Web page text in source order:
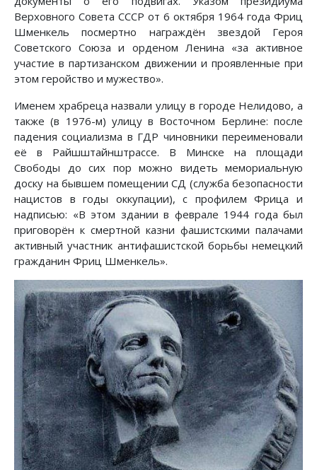
Верховного Совета СССР от 6 октября 1964 года Фриц
Шменкель посмертно награждён звездой Героя
Советского Союза и орденом Ленина «за активное
участие в партизанском движении и проявленные при
этом геройство и мужество».
Именем храбреца назвали улицу в городе Нелидово, а
также (в 1976-м) улицу в Восточном Берлине: после
падения социализма в ГДР чиновники переименовали
её в Райшштайнштрассе. В Минске на площади
Свободы до сих пор можно видеть мемориальную
доску на бывшем помещении СД (служба безопасности
нацистов в годы оккупации), с профилем Фрица и
надписью: «В этом здании в феврале 1944 года был
приговорён к смертной казни фашистскими палачами
активный участник антифашистской борьбы немецкий
гражданин Фриц Шменкель».